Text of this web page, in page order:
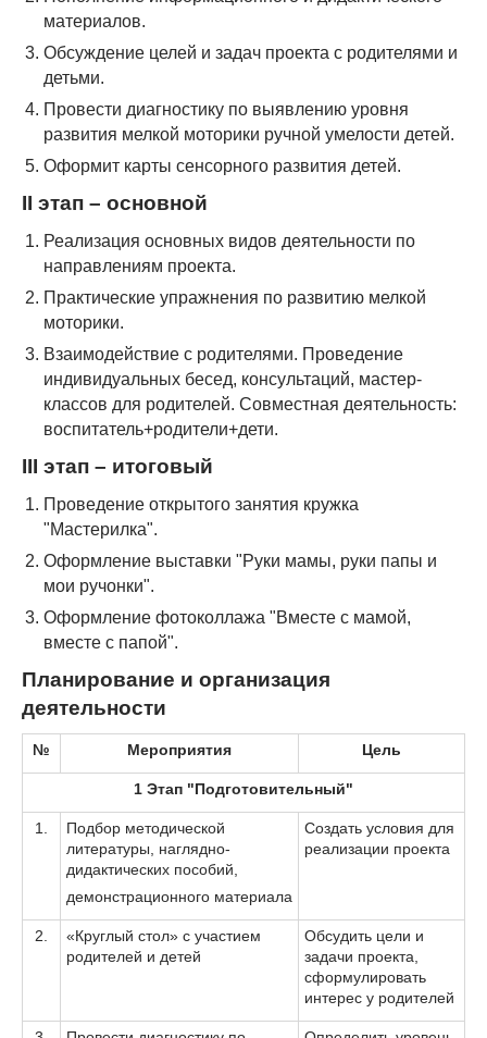
материалов.
Обсуждение целей и задач проекта с родителями и
детьми.
Провести диагностику по выявлению уровня
развития мелкой моторики ручной умелости детей.
Оформит карты сенсорного развития детей.
II этап – основной
Реализация основных видов деятельности по
направлениям проекта.
Практические упражнения по развитию мелкой
моторики.
Взаимодействие с родителями. Проведение
индивидуальных бесед, консультаций, мастер-
классов для родителей. Совместная деятельность:
воспитатель+родители+дети.
III этап – итоговый
Проведение открытого занятия кружка
"Мастерилка".
Оформление выставки "Руки мамы, руки папы и
мои ручонки".
Оформление фотоколлажа "Вместе с мамой,
вместе с папой".
Планирование и организация
деятельности
№ Мероприятия Цель
1 Этап "Подготовительный"
1.
Подбор методической
литературы, наглядно-
дидактических пособий,
демонстрационного материала
Создать условия для
реализации проекта
2.
«Круглый стол» с участием
родителей и детей
Обсудить цели и
задачи проекта,
сформулировать
интерес у родителей